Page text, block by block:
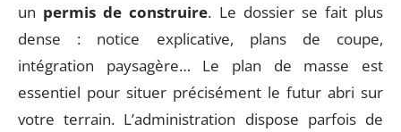
un permis de construire. Le dossier se fait plus
dense : notice explicative, plans de coupe,
intégration paysagère… Le plan de masse est
essentiel pour situer précisément le futur abri sur
votre terrain. L’administration dispose parfois de